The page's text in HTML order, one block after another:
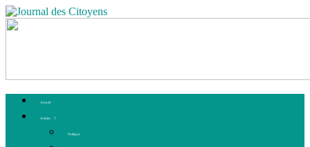
Accueil
Articles
Politique